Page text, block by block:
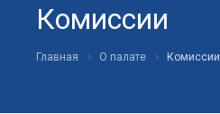
Комиссии
Главная О палате Комиссии